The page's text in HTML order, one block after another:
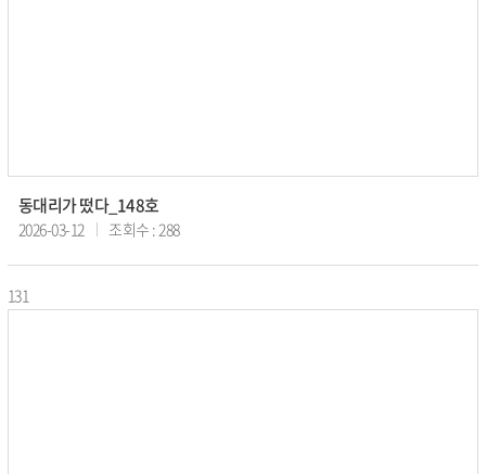
동대리가 떴다_148호
2026-03-12 조회수 : 288
131